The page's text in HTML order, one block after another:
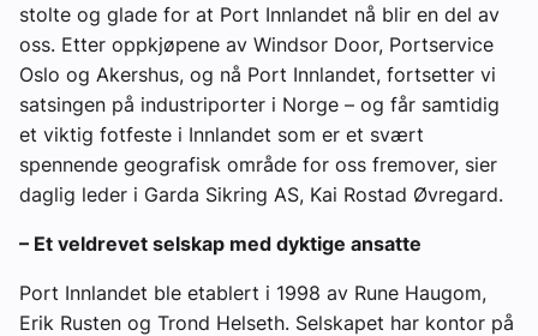
stolte og glade for at Port Innlandet nå blir en del av
oss. Etter oppkjøpene av Windsor Door, Portservice
Oslo og Akershus, og nå Port Innlandet, fortsetter vi
satsingen på industriporter i Norge – og får samtidig
et viktig fotfeste i Innlandet som er et svært
spennende geografisk område for oss fremover, sier
daglig leder i Garda Sikring AS, Kai Rostad Øvregard.
– Et veldrevet selskap med dyktige ansatte
Port Innlandet ble etablert i 1998 av Rune Haugom,
Erik Rusten og Trond Helseth. Selskapet har kontor på